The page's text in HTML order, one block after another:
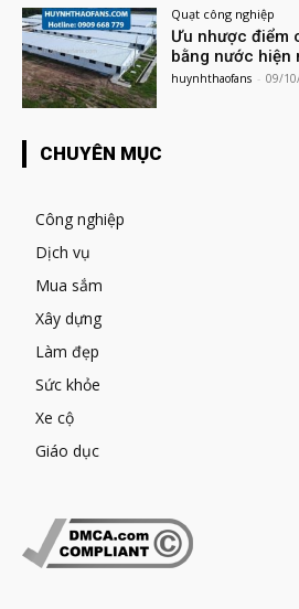
Quạt công nghiệp
Ưu nhược điểm
bằng nước hiện
huynhthaofans - 09/
CHUYÊN MỤC
Công nghiệp
Dịch vụ
Mua sắm
Xây dựng
Làm đẹp
Sức khỏe
Xe cộ
Giáo dục